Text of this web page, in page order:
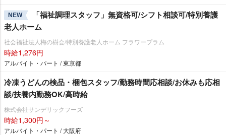
NEW
「福祉調理スタッフ」無資格可/シフト相談可/特別養護
老人ホーム
社会福祉法人梅の樹会/特別養護老人ホーム フラワープラム
時給1,276円
アルバイト・パート / 東京都
冷凍うどんの検品・梱包スタッフ/勤務時間応相談/お休みも応相
談/扶養内勤務OK/高時給
株式会社サンデリックフーズ
時給1,300円～
アルバイト・パート / 大阪府